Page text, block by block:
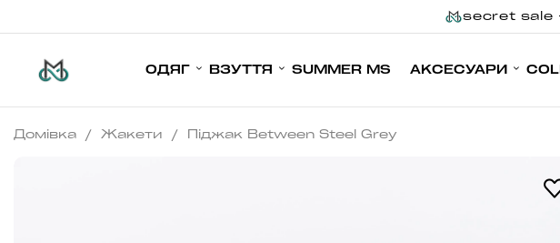
secret sale
ОДЯГ ВЗУТТЯ SUMMER MS АКСЕСУАРИ
Домівка / Жакети / Піджак Between Steel Grey